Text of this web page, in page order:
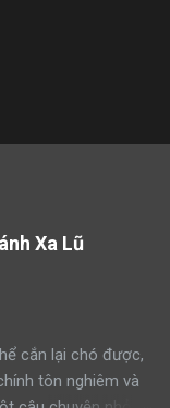
Xa Lũ
cắn lại chó được,
tôn nghiêm và